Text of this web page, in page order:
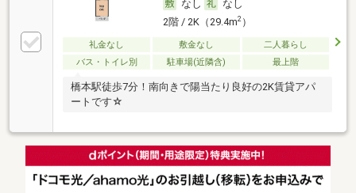
なし
なし
2階 / 2K（29.4m2）
礼金なし 敷金なし
二人暮らし
バス・トイレ別
駐車場(近隣含) 最上階
橋本駅徒歩7分！南向きで陽当たり良好の2K賃貸アパ
ートです☆